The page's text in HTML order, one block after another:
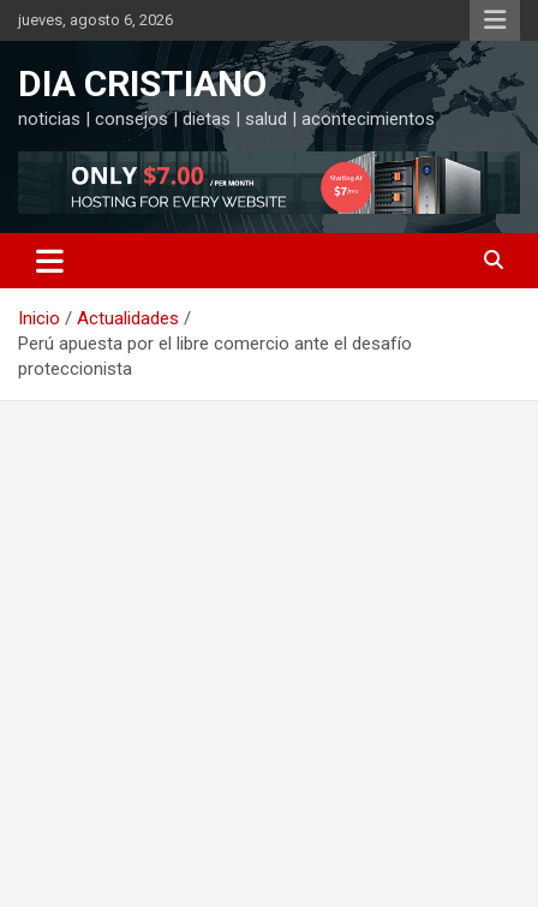
Saltar
al
jueves, agosto 6, 2026
DIA CRISTIANO
noticias | consejos | dietas | salud | acontecimientos
Inicio
Actualidades
Perú apuesta por el libre comercio ante el desafío
proteccionista